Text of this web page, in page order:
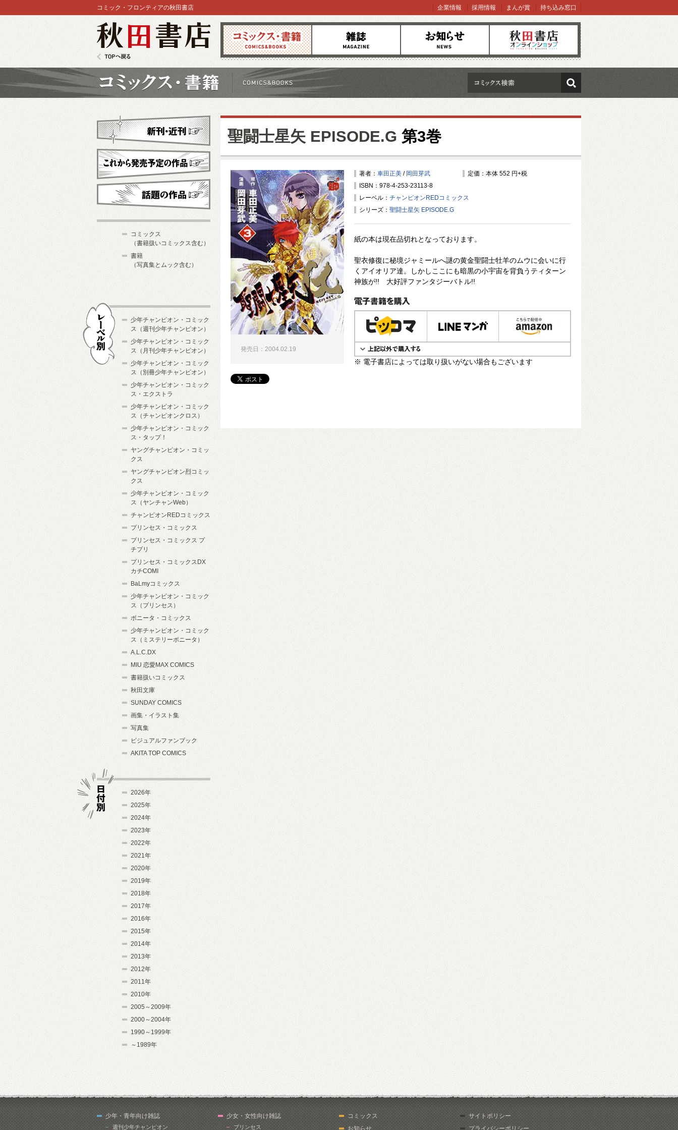
コミックス 雑誌 お知らせ オンラインショップ
コミック・フロンティアの秋田書店 企業情報 採用情報 まんが賞 持ち込み窓口
検索
聖闘士星矢 EPISODE.G 第3巻
著者： 車田正美 / 岡田芽武
定価：本体 552 円+税
ISBN：978-4-253-23113-8
レーベル： チャンピオンREDコミックス
シリーズ： 聖闘士星矢 EPISODE.G
紙の本は現在品切れとなっております。
聖衣修復に秘境ジャミールへ謎の黄金聖闘士牡羊のムウに会いに行
くアイオリア達。しかしここにも暗黒の小宇宙を背負うティターン
神族が!! 大好評ファンタジーバトル!!
電子書籍で購入
※ 電子書店によっては取り扱いがない場合もございます
発売日：2004.02.19
新刊・近刊
これから発売予定
コミックス
（書籍扱いコミックス含む）
書籍
（写真集とムック含む）
少年チャンピオン・コミック
ス（週刊少年チャンピオン）
少年チャンピオン・コミック
ス（月刊少年チャンピオン）
少年チャンピオン・コミック
ス（別冊少年チャンピオン）
少年チャンピオン・コミック
ス・エクストラ
少年チャンピオン・コミック
ス（チャンピオンクロス）
少年チャンピオン・コミック
ス・タップ！
ヤングチャンピオン・コミッ
クス
ヤングチャンピオン烈コミッ
クス
少年チャンピオン・コミック
ス（ヤンチャンWeb）
チャンピオンREDコミックス
プリンセス・コミックス
プリンセス・コミックス プ
チプリ
プリンセス・コミックスDX
カチCOMI
BaLmyコミックス
少年チャンピオン・コミック
ス（プリンセス）
ボニータ・コミックス
少年チャンピオン・コミック
ス（ミステリーボニータ）
A.L.C.DX
MIU 恋愛MAX COMICS
書籍扱いコミックス
秋田文庫
SUNDAY COMICS
画集・イラスト集
写真集
ビジュアルファンブック
AKITA TOP COMICS
2026年
2025年
2024年
2023年
2022年
2021年
2020年
2019年
2018年
2017年
2016年
2015年
2014年
2013年
2012年
2011年
2010年
2005～2009年
2000～2004年
1990～1999年
～1989年
少年・青年向け雑誌
週刊少年チャンピオン
少女・女性向け雑誌
プリンセス
コミックス
お知らせ
サイトポリシー
プライバシーポリシー